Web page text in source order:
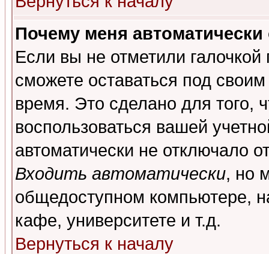
Почему меня автоматически
Если вы не отметили галочкой
сможете оставаться под
время. Это сделано для того,
воспользоваться вашей
автоматически не отключало
Входить автоматически, но
общедоступном компьютере,
кафе, университете и т.д.
Вернуться к началу